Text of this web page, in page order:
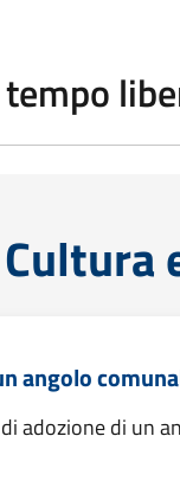
angolo
adozione di un